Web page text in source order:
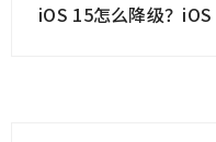
iOS 15怎么降级？